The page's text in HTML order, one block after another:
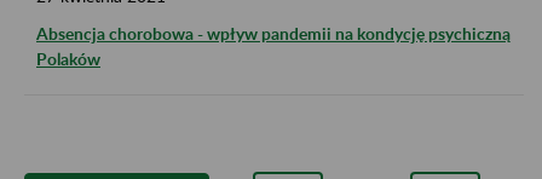
Absencja chorobowa - wpływ pandemii na kondycję psychiczną
Polaków